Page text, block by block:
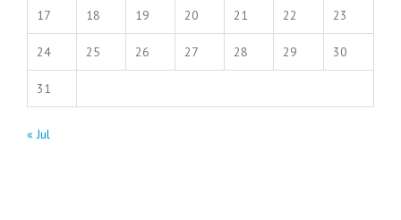
17 18 19 20 21 22 23
24 25 26 27 28 29 30
31
« Jul